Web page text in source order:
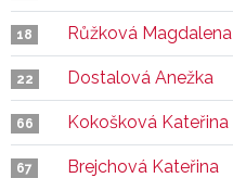
18 Růžková Magdalena
22 Dostalová Anežka
66 Kokošková Kateřina
67 Brejchová Kateřina